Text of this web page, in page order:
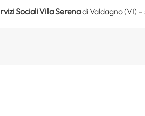
Sociali Villa Serenadi Valdagno (VI) –